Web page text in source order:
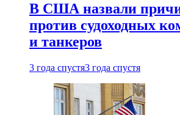
В США назвали
против судоходных
и танкеров
3 года спустя3 года спустя